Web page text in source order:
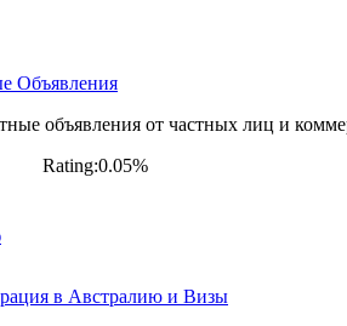
Объявления
объявления от частных лиц и
Rating:0.05%
в Австралию и Визы